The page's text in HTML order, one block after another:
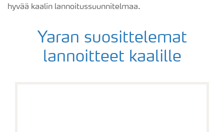
hyvää kaalin lannoitussuunnitelmaa.
Yaran suosittelemat
lannoitteet kaalille